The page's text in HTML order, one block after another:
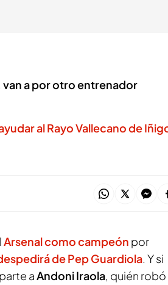
van a por otro entrenador
al Rayo Vallecano de
Arsenal como campeón por
de Pep Guardiola. Y si
aAndoni Iraola, quién robó